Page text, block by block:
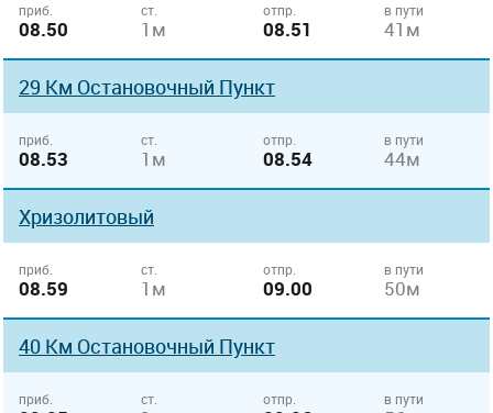
приб.
08.50
ст.
1м
отпр.
08.51
в пути
41м
29 Км Остановочный Пункт
приб.
08.53
ст.
1м
отпр.
08.54
в пути
44м
Хризолитовый
приб.
08.59
ст.
1м
отпр.
09.00
в пути
50м
40 Км Остановочный Пункт
приб. ст. отпр. в пути